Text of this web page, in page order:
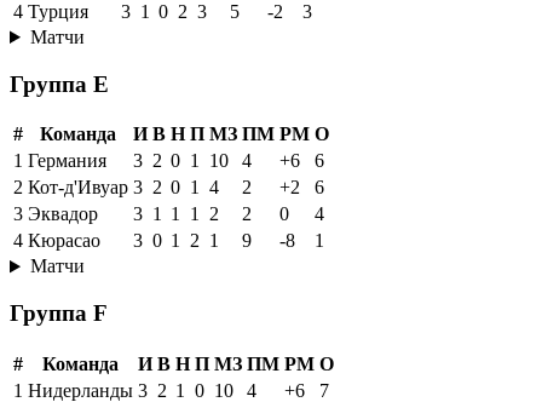
4 Турция 3 1 0 2 3 5 -2
3
Матчи
Группа E
# Команда И В Н П МЗ ПМ РМ О
1 Германия 3 2 0 1 10 4 +6
6
2 Кот-д'Ивуар 3 2 0 1 4 2 +2
6
3 Эквадор 3 1 1 1 2 2 0
4
4 Кюрасао 3 0 1 2 1 9 -8
1
Матчи
Группа F
# Команда И В Н П МЗ ПМ РМ О
1 Нидерланды 3 2 1 0 10 4 +6
7